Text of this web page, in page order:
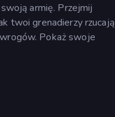
armię. Przejmij
twoi grenadierzy rzucają
Pokaż swoje